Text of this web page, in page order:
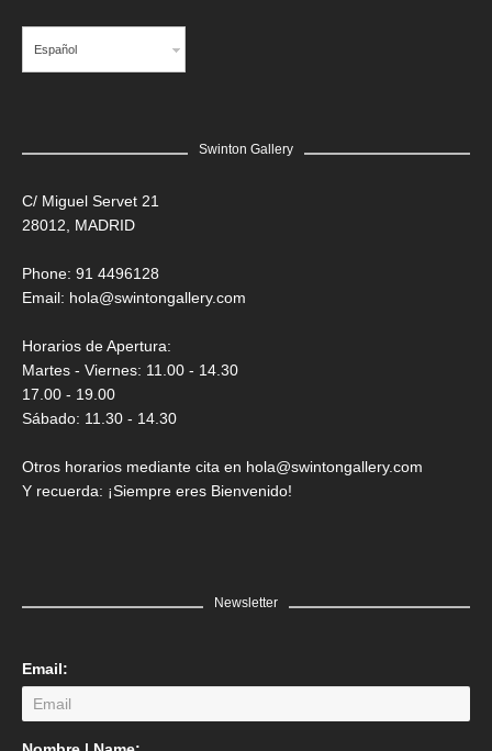
LEER MÁS
Español
Swinton Gallery
C/ Miguel Servet 21
28012, MADRID
Phone: 91 4496128
Email: hola@swintongallery.com
Horarios de Apertura:
Martes - Viernes: 11.00 - 14.30
17.00 - 19.00
Sábado: 11.30 - 14.30
Otros horarios mediante cita en hola@swintongallery.com
Y recuerda: ¡Siempre eres Bienvenido!
Newsletter
Email: